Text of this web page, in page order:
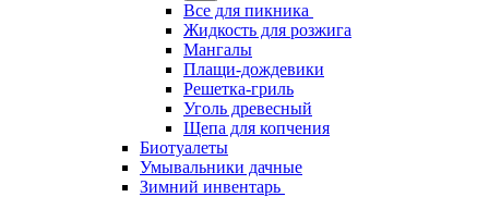
Все для пикника
Жидкость для розжига
Мангалы
Плащи-дождевики
Решетка-гриль
Уголь древесный
Щепа для копчения
Биотуалеты
Умывальники дачные
Зимний инвентарь